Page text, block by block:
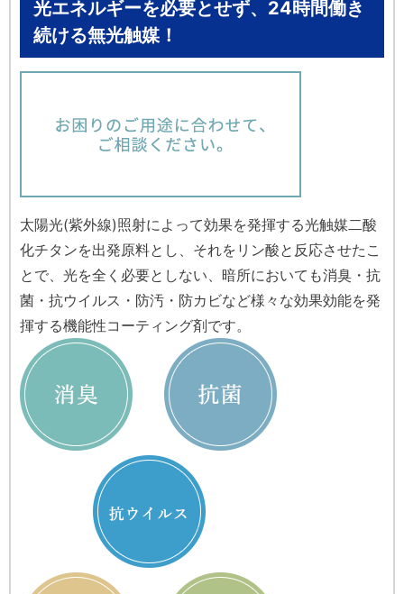
光エネルギーを必要とせず、24時間働き
続ける無光触媒！
太陽光(紫外線)照射によって効果を発揮する光触媒二酸
化チタンを出発原料とし、それをリン酸と反応させたこ
とで、光を全く必要としない、暗所においても消臭・抗
菌・抗ウイルス・防汚・防カビなど様々な効果効能を発
揮する機能性コーティング剤です。